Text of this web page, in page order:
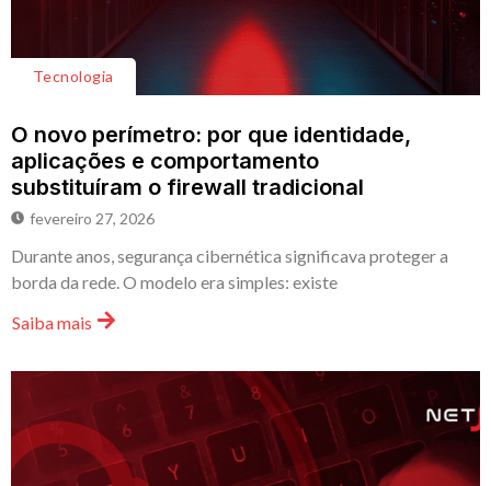
Tecnologia
O novo perímetro: por que identidade,
aplicações e comportamento
substituíram o firewall tradicional
fevereiro 27, 2026
Durante anos, segurança cibernética significava proteger a
borda da rede. O modelo era simples: existe
Saiba mais